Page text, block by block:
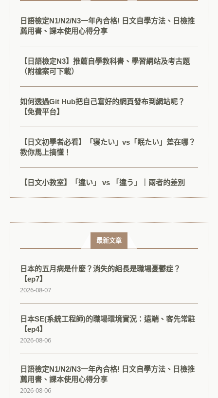
日語檢定N1/N2/N3一年內合格! 日文自學方法、日檢推
薦用書、課本使用心得分享
【日語檢定N3】推薦自學教科書、學習網站及考古題
（附檔案可下載）
如何透過Git Hub把自己寫好的網頁發布到網站呢？
【免費平台】
【日文初學者必看】「寝たい」vs「眠たい」差在哪？
教你馬上搞懂！
【日文小教室】「違い」 vs 「違う」｜兩者的差別
最新文章
日本的五月病是什麼？消失的組長是職場憂鬱症？
【ep7】
2026-08-07
日本SE(系統工程師)的職場環境實況：遠端、客先常駐
【ep4】
2026-08-06
日語檢定N1/N2/N3一年內合格! 日文自學方法、日檢推
薦用書、課本使用心得分享
2026-08-06